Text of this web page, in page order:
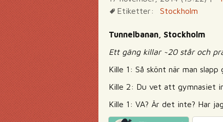
Etiketter:
Stockholm
Tunnelbanan, Stockholm
Ett gäng killar ~20 står och
Kille 1: Så skönt när man
Kille 2: Du vet att gymnasiet
Kille 1: VA? Är det inte? Har